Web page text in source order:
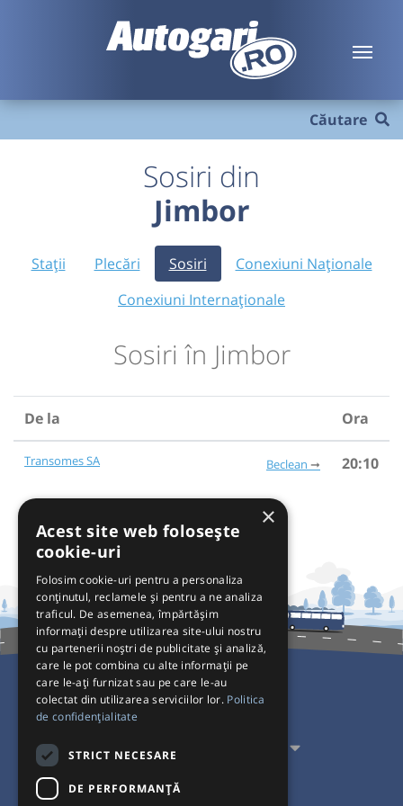
Căutare
Sosiri din
Jimbor
Stații Plecări Sosiri
Conexiuni Naționale
Conexiuni Internaționale
Sosiri în Jimbor
De la Ora
Transomes SA Beclean 20:10
Pentru Călători
Pentru Transportatori
Interacționăm
×
Acest site web folosește
cookie-uri
Folosim cookie-uri pentru a personaliza
conținutul, reclamele și pentru a ne analiza
traficul. De asemenea, împărtășim
informații despre utilizarea site-ului nostru
cu partenerii noștri de publicitate și analiză,
care le pot combina cu alte informații pe
care le-ați furnizat sau pe care le-au
colectat din utilizarea serviciilor lor. Politica
de confidențialitate
STRICT NECESARE
DE PERFORMANȚĂ